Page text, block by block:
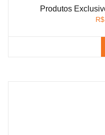
Produtos
R$